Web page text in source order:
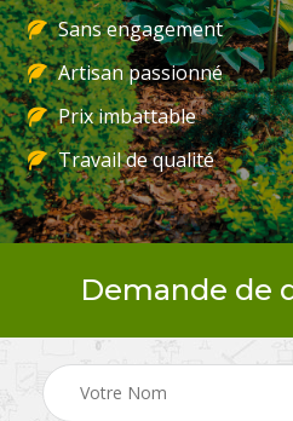
Sans engagement
Artisan passionné
Prix imbattable
Travail de qualité
Demande de